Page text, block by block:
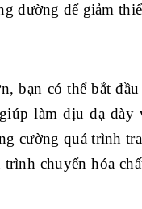
đường để giảm
bạn có thể bắt
làm dịu dạ
cường quá trình
chuyển hóa